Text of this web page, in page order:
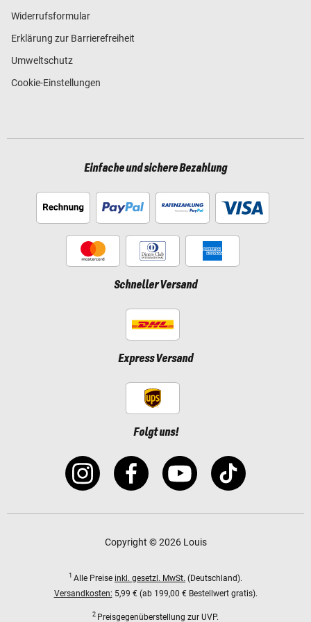
Widerrufsformular
Erklärung zur Barrierefreiheit
Umweltschutz
Cookie-Einstellungen
Einfache und sichere Bezahlung
Schneller Versand
Express Versand
Folgt uns!
Copyright © 2026 Louis
1 Alle Preise inkl. gesetzl. MwSt. (Deutschland).
Versandkosten: 5,99 € (ab 199,00 € Bestellwert gratis).
2 Preisgegenüberstellung zur UVP.